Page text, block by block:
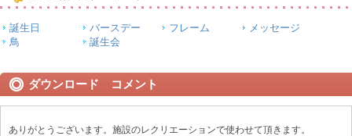
誕生日 バースデー フレーム
メッセージ
鳥
誕生会
ダウンロード コメント
ありがとうございます。施設のレクリエーションで使わせて頂きます。